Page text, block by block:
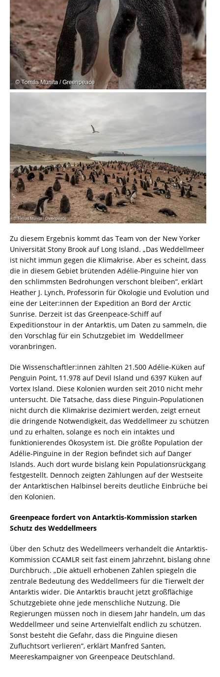
Zu diesem Ergebnis kommt das Team von der New Yorker
Universität Stony Brook auf Long Island. „Das Weddellmeer
ist nicht immun gegen die Klimakrise. Aber es scheint, dass
die in diesem Gebiet brütenden Adélie-Pinguine hier von
den schlimmsten Bedrohungen verschont bleiben”, erklärt
Heather J. Lynch, Professorin für Ökologie und Evolution und
eine der Leiter:innen der Expedition an Bord der Arctic
Sunrise. Derzeit ist das Greenpeace-Schiff auf
Expeditionstour in der Antarktis, um Daten zu sammeln, die
den Vorschlag für ein Schutzgebiet im Weddellmeer
voranbringen.
Die Wissenschaftler:innen zählten 21.500 Adélie-Küken auf
Penguin Point, 11.978 auf Devil Island und 6397 Küken auf
Vortex Island. Diese Kolonien wurden seit 2010 nicht mehr
untersucht. Die Tatsache, dass diese Pinguin-Populationen
nicht durch die Klimakrise dezimiert werden, zeigt erneut
die dringende Notwendigkeit, das Weddellmeer zu schützen
und zu erhalten, solange es noch ein intaktes und
funktionierendes Ökosystem ist. Die größte Population der
Adélie-Pinguine in der Region befindet sich auf Danger
Islands. Auch dort wurde bislang kein Populationsrückgang
festgestellt. Dennoch zeigten Zählungen auf der Westseite
der Antarktischen Halbinsel bereits deutliche Einbrüche bei
den Kolonien.
Greenpeace fordert von Antarktis-Kommission starken
Schutz des Weddellmeers
Über den Schutz des Wedellmeers verhandelt die Antarktis-
Kommission CCAMLR seit fast einem Jahrzehnt, bislang ohne
Durchbruch. „Die aktuell erhobenen Zahlen spiegeln die
zentrale Bedeutung des Weddellmeers für die Tierwelt der
Antarktis wider. Die Antarktis braucht jetzt großflächige
Schutzgebiete ohne jede menschliche Nutzung. Die
Regierungen müssen noch in diesem Jahr handeln, um das
Weddellmeer und seine Artenvielfalt endlich zu schützen.
Sonst besteht die Gefahr, dass die Pinguine diesen
Zufluchtsort verlieren”, erklärt Manfred Santen,
Meereskampaigner von Greenpeace Deutschland.